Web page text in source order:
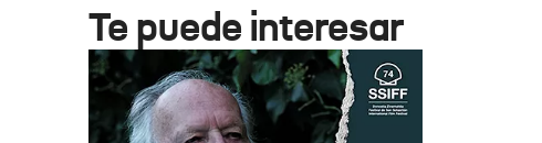
Te puede interesar